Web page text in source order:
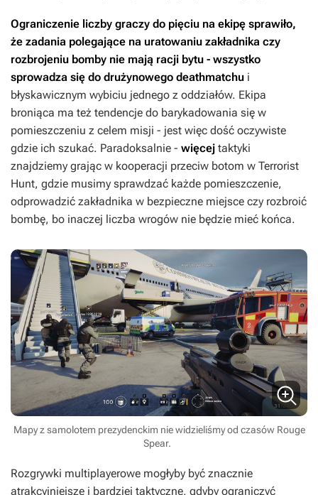
Ograniczenie liczby graczy do pięciu na ekipę sprawiło,
że zadania polegające na uratowaniu zakładnika czy
rozbrojeniu bomby nie mają racji bytu - wszystko
sprowadza się do drużynowego deathmatchu i
błyskawicznym wybiciu jednego z oddziałów. Ekipa
broniąca ma też tendencje do barykadowania się w
pomieszczeniu z celem misji - jest więc dość oczywiste
gdzie ich szukać. Paradoksalnie - więcej taktyki
znajdziemy grając w kooperacji przeciw botom w Terrorist
Hunt, gdzie musimy sprawdzać każde pomieszczenie,
odprowadzić zakładnika w bezpieczne miejsce czy rozbroić
bombę, bo inaczej liczba wrogów nie będzie mieć końca.
Mapy z samolotem prezydenckim nie widzieliśmy od czasów Rouge
Spear.
Rozgrywki multiplayerowe mogłyby być znacznie
atrakcyjniejsze i bardziej taktyczne, gdyby ograniczyć